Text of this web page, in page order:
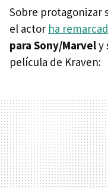
Sobre protagonizar
el actor ha
para Sony/Marvely
película de Kraven: